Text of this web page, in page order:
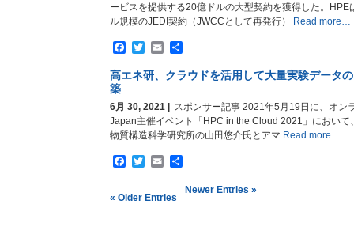
ービスを提供する20億ドルの大型契約を獲得した。
ル規模のJEDI契約（JWCCとして再発行）
Read more…
Facebook
TwitterEmail
共
高エネ研、クラウドを活用して大量実験データ
築
6月 30, 2021 |
スポンサー記事 2021年5月19日に、オン
Japan主催イベント「HPC in the Cloud 2021」において
物質構造科学研究所の山田悠介氏とアマ Read more…
Facebook
TwitterEmail
共
« Older Entries
Newer Entries »